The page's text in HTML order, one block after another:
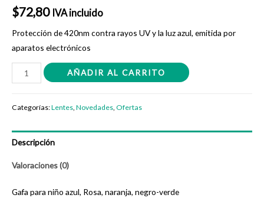
$72,80 IVA incluido
Protección de 420nm contra rayos UV y la luz azul, emitida por
aparatos electrónicos
Gafa
para
Rosa,
naranja,
cantidad
AÑADIR AL CARRITO
Categorías:Lentes Novedades Ofertas
Descripción
Valoraciones (0)
Gafa para niño azul, Rosa, naranja, negro-verde